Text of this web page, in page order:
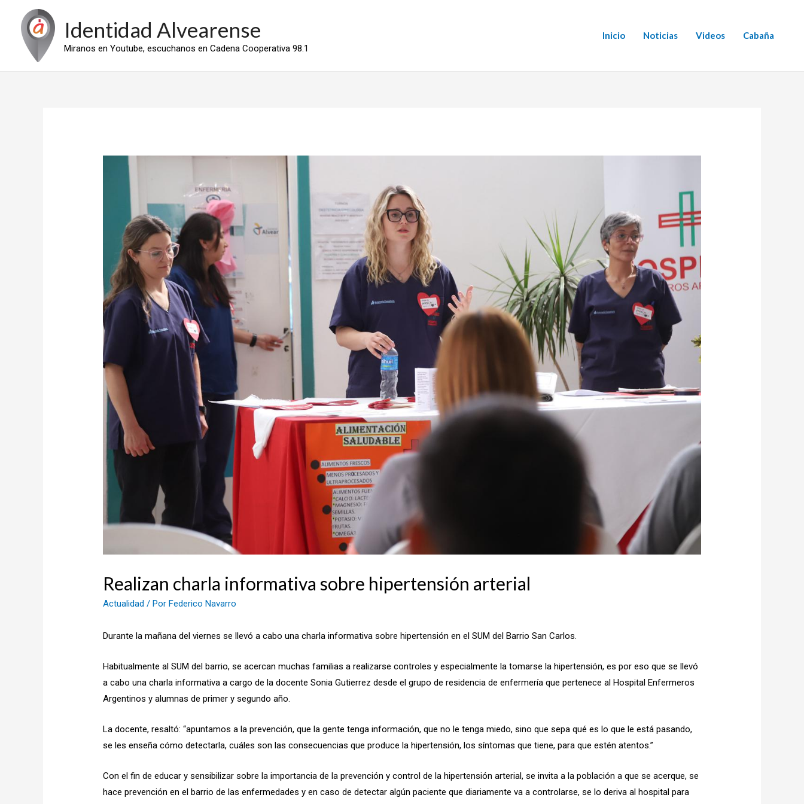
contenido
Identidad Alvearense
Miranos en Youtube, escuchanos en Cadena Cooperativa 98.1
Inicio Noticias Videos Cabaña
Realizan charla informativa sobre hipertensión arterial
Actualidad / PorFederico Navarro
Durante la mañana del viernes se llevó a cabo una charla informativa sobre hipertensión en el SUM del Barrio San Carlos.
Habitualmente al SUM del barrio, se acercan muchas familias a realizarse controles y especialmente la tomarse la hipertensión, es por eso que se llevó
a cabo una charla informativa a cargo de la docente Sonia Gutierrez desde el grupo de residencia de enfermería que pertenece al Hospital Enfermeros
Argentinos y alumnas de primer y segundo año.
La docente, resaltó: “apuntamos a la prevención, que la gente tenga información, que no le tenga miedo, sino que sepa qué es lo que le está pasando,
se les enseña cómo detectarla, cuáles son las consecuencias que produce la hipertensión, los síntomas que tiene, para que estén atentos.”
Con el fin de educar y sensibilizar sobre la importancia de la prevención y control de la hipertensión arterial, se invita a la población a que se acerque, se
hace prevención en el barrio de las enfermedades y en caso de detectar algún paciente que diariamente va a controlarse, se lo deriva al hospital para